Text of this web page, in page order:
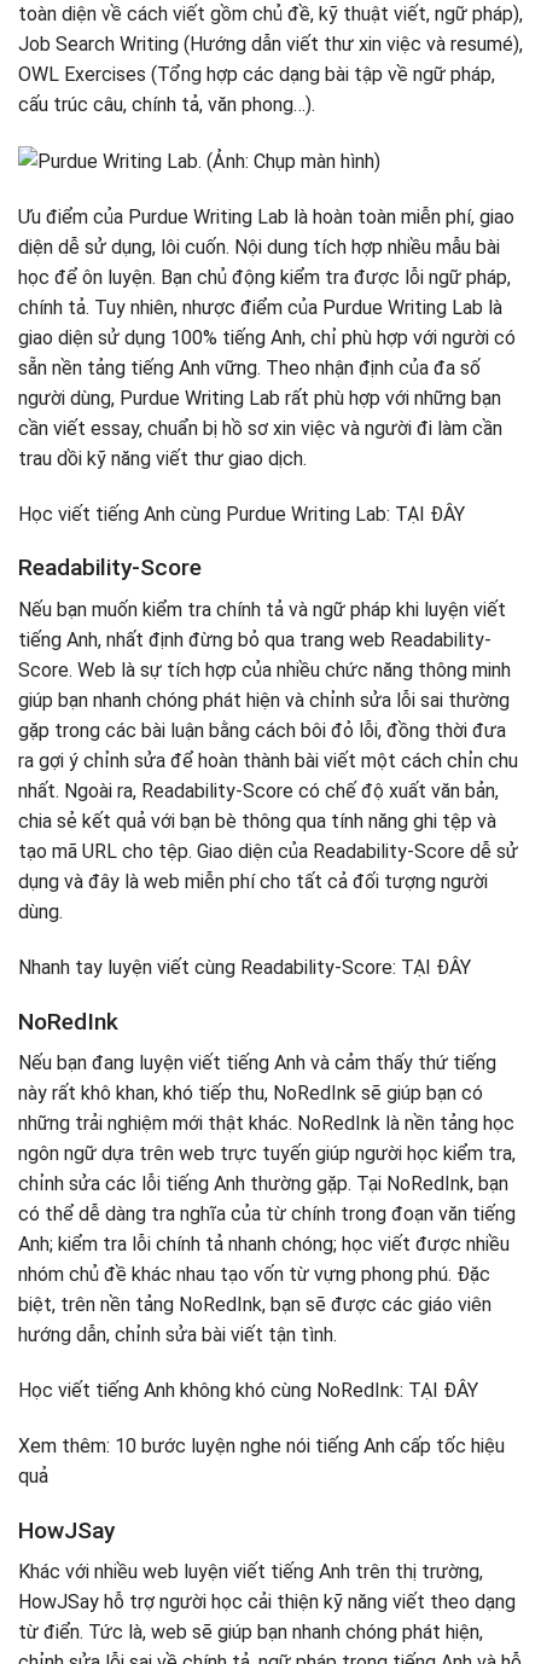
toàn diện về cách viết gồm chủ đề, kỹ thuật viết, ngữ pháp),
Job Search Writing (Hướng dẫn viết thư xin việc và resumé),
OWL Exercises (Tổng hợp các dạng bài tập về ngữ pháp,
cấu trúc câu, chính tả, văn phong…).
Ưu điểm của Purdue Writing Lab là hoàn toàn miễn phí, giao
diện dễ sử dụng, lôi cuốn. Nội dung tích hợp nhiều mẫu bài
học để ôn luyện. Bạn chủ động kiểm tra được lỗi ngữ pháp,
chính tả. Tuy nhiên, nhược điểm của Purdue Writing Lab là
giao diện sử dụng 100% tiếng Anh, chỉ phù hợp với người có
sẵn nền tảng tiếng Anh vững. Theo nhận định của đa số
người dùng, Purdue Writing Lab rất phù hợp với những bạn
cần viết essay, chuẩn bị hồ sơ xin việc và người đi làm cần
trau dồi kỹ năng viết thư giao dịch.
Học viết tiếng Anh cùng Purdue Writing Lab: TẠI ĐÂY
Readability-Score
Nếu bạn muốn kiểm tra chính tả và ngữ pháp khi luyện viết
tiếng Anh, nhất định đừng bỏ qua trang web Readability-
Score. Web là sự tích hợp của nhiều chức năng thông minh
giúp bạn nhanh chóng phát hiện và chỉnh sửa lỗi sai thường
gặp trong các bài luận bằng cách bôi đỏ lỗi, đồng thời đưa
ra gợi ý chỉnh sửa để hoàn thành bài viết một cách chỉn chu
nhất. Ngoài ra, Readability-Score có chế độ xuất văn bản,
chia sẻ kết quả với bạn bè thông qua tính năng ghi tệp và
tạo mã URL cho tệp. Giao diện của Readability-Score dễ sử
dụng và đây là web miễn phí cho tất cả đối tượng người
dùng.
Nhanh tay luyện viết cùng Readability-Score: TẠI ĐÂY
NoRedInk
Nếu bạn đang luyện viết tiếng Anh và cảm thấy thứ tiếng
này rất khô khan, khó tiếp thu, NoRedInk sẽ giúp bạn có
những trải nghiệm mới thật khác. NoRedInk là nền tảng học
ngôn ngữ dựa trên web trực tuyến giúp người học kiểm tra,
chỉnh sửa các lỗi tiếng Anh thường gặp. Tại NoRedInk, bạn
có thể dễ dàng tra nghĩa của từ chính trong đoạn văn tiếng
Anh; kiểm tra lỗi chính tả nhanh chóng; học viết được nhiều
nhóm chủ đề khác nhau tạo vốn từ vựng phong phú. Đặc
biệt, trên nền tảng NoRedInk, bạn sẽ được các giáo viên
hướng dẫn, chỉnh sửa bài viết tận tình.
Học viết tiếng Anh không khó cùng NoRedInk: TẠI ĐÂY
Xem thêm: 10 bước luyện nghe nói tiếng Anh cấp tốc hiệu
quả
HowJSay
Khác với nhiều web luyện viết tiếng Anh trên thị trường,
HowJSay hỗ trợ người học cải thiện kỹ năng viết theo dạng
từ điển. Tức là, web sẽ giúp bạn nhanh chóng phát hiện,